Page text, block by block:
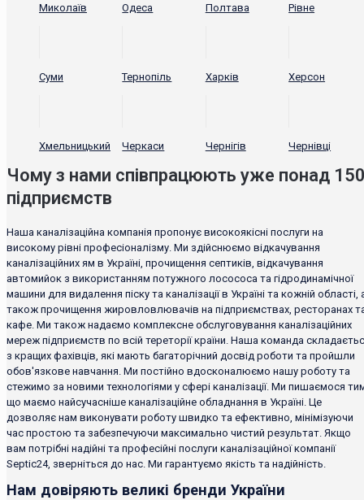
Миколаїв Одеса Полтава Рівне
Суми Тернопіль Харків Херсон
Хмельницький Черкаси Чернігів Чернівці
Чому з нами співпрацюють уже понад
підприємств
Наша каналізаційна компанія пропонує високоякісні послуги на
високому рівні професіоналізму. Ми здійснюємо відкачування
каналізаційних ям в Україні, прочищення септиків, відкачування
автомийок з використанням потужного лосососа та гідродинамічної
машини для видалення піску та каналізації в Україні та кожній області,
також прочищення жировловлювачів на підприємствах, ресторанах
кафе. Ми також надаємо комплексне обслуговування каналізаційних
мереж підприємств по всій тереторії країни. Наша команда
з кращих фахівців, які мають багаторічний досвід роботи та пройшли
обов'язкове навчання. Ми постійно вдосконалюємо нашу роботу та
стежимо за новими технологіями у сфері каналізації. Ми пишаємося
що маємо найсучасніше каналізаційне обладнання в Україні. Це
дозволяє нам виконувати роботу швидко та ефективно, мінімізуючи
час простою та забезпечуючи максимально чистий результат. Якщо
вам потрібні надійні та професійні послуги каналізаційної компанії
Septic24, зверніться до нас. Ми гарантуємо якість та надійність.
Нам довіряють великі бренди України